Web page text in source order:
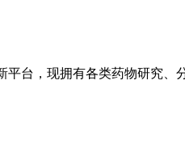
台，现拥有各类药物研究、